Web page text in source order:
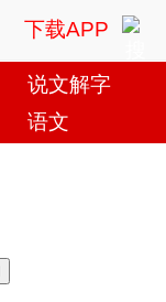
下载APP
说文解字
语文